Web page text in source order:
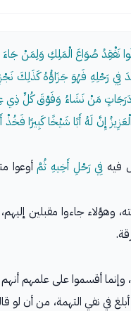
نَفْقِدُ صُوَاعَ الْمَلِكِ وَلِمَنْ جَاءَ
فِي رَحْلِهِ فَهُوَ جَزَاؤُهُ كَذَلِكَ
دَرَجَاتٍ مَنْ نَشَاءُ وَفَوْقَ كُلِّ ذِي
إِنَّ لَهُ أَبًا شَيْخًا كَبِيرًا فَخُذْ
فيه فِي رَحْلِ أَخِيهِ ثُمَّأوعوا
وهؤلاء جاءوا مقبلين
وإنما أقسموا على علمهم
في نفي التهمة، من أن لو